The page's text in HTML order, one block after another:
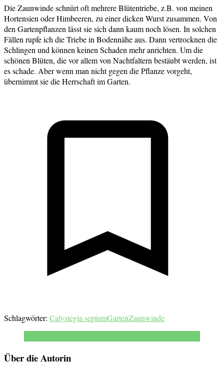
Die Zaunwinde schnürt oft mehrere Blütentriebe, z.B. von meinen
Hortensien oder Himbeeren, zu einer dicken Wurst zusammen. Von
den Gartenpflanzen lässt sie sich dann kaum noch lösen. In solchen
Fällen rupfe ich die Triebe in Bodennähe aus. Dann vertrocknen die
Schlingen und können keinen Schaden mehr anrichten. Um die
schönen Blüten, die vor allem von Nachtfaltern bestäubt werden, ist
es schade. Aber wenn man nicht gegen die Pflanze vorgeht,
übernimmt sie die Herrschaft im Garten.
Schlagwörter: Calystegia sepiumGartenZaunwinde
Über die Autorin